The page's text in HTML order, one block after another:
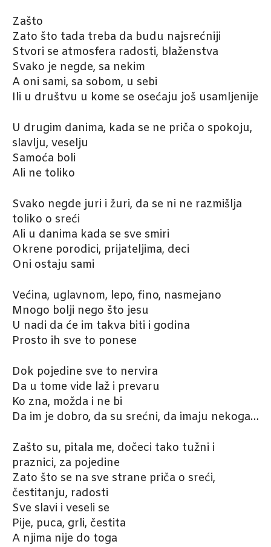
Zašto
Zato što tada treba da budu najsrećniji
Stvori se atmosfera radosti, blaženstva
Svako je negde, sa nekim
A oni sami, sa sobom, u sebi
Ili u društvu u kome se osećaju još usamljenije
U drugim danima, kada se ne priča o spokoju,
slavlju, veselju
Samoća boli
Ali ne toliko
Svako negde juri i žuri, da se ni ne razmišlja
toliko o sreći
Ali u danima kada se sve smiri
Okrene porodici, prijateljima, deci
Oni ostaju sami
Većina, uglavnom, lepo, fino, nasmejano
Mnogo bolji nego što jesu
U nadi da će im takva biti i godina
Prosto ih sve to ponese
Dok pojedine sve to nervira
Da u tome vide laž i prevaru
Ko zna, možda i ne bi
Da im je dobro, da su srećni, da imaju nekoga…
Zašto su, pitala me, dočeci tako tužni i
praznici, za pojedine
Zato što se na sve strane priča o sreći,
čestitanju, radosti
Sve slavi i veseli se
Pije, puca, grli, čestita
A njima nije do toga